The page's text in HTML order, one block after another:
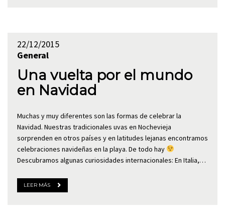
22/12/2015
General
Una vuelta por el mundo
en Navidad
Muchas y muy diferentes son las formas de celebrar la
Navidad. Nuestras tradicionales uvas en Nochevieja
sorprenden en otros países y en latitudes lejanas encontramos
celebraciones navideñas en la playa. De todo hay
Descubramos algunas curiosidades internacionales: En Italia,…
LEER MÁS